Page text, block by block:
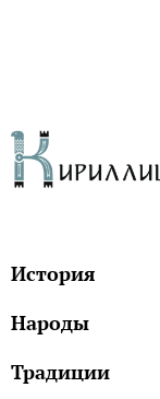
История
Народы
Традиции